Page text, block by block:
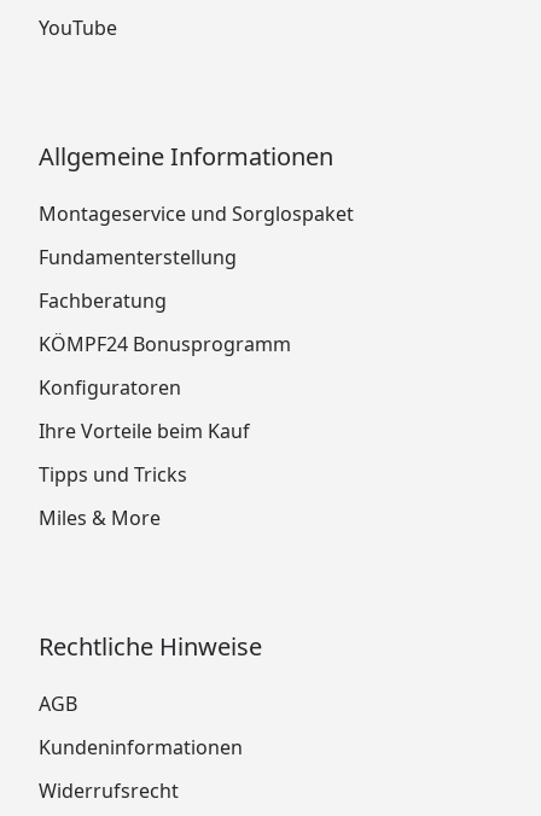
YouTube
Allgemeine Informationen
Montageservice und Sorglospaket
Fundamenterstellung
Fachberatung
KÖMPF24 Bonusprogramm
Konfiguratoren
Ihre Vorteile beim Kauf
Tipps und Tricks
Miles & More
Rechtliche Hinweise
AGB
Kundeninformationen
Widerrufsrecht